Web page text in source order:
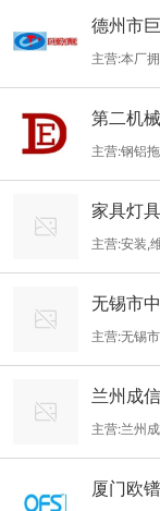
冷却
管理体系认
企业经营
性剂FC-
C-40，抗
德州市
主营:本厂
000mm龙
面铣、大型
床，八十
2、
第二机
主营:钢铝
元链节组
高、节距相
节由左右
平台，钢
4等材质。
家具灯
主营:安装,
灯安装
无锡市
主营:无锡
LW系列卧
系列干粉投
浓缩脱水
兰州成
主营:兰州
平方米 ，
级职称28
厦门欧